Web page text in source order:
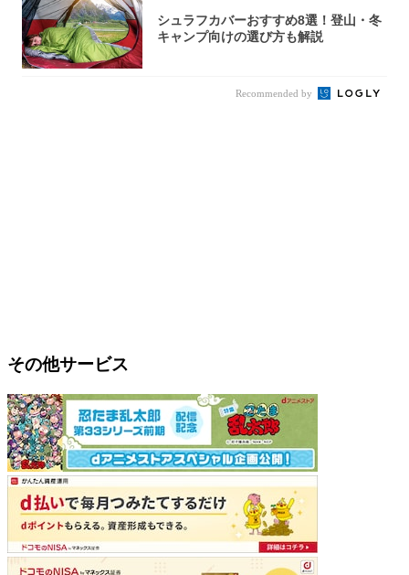
シュラフカバーおすすめ8選！登山・冬
キャンプ向けの選び方も解説
Recommended by
その他サービス